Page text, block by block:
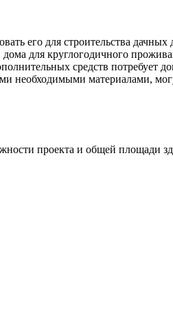
его для строительства дачных
для круглогодичного
средств потребует
необходимыми материалами,
проекта и общей площади